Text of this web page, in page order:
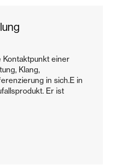
Kontaktpunkt einer
Klang,
in sich.E in
Er ist